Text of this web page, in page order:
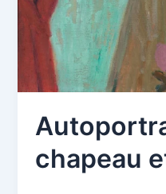
chapeau